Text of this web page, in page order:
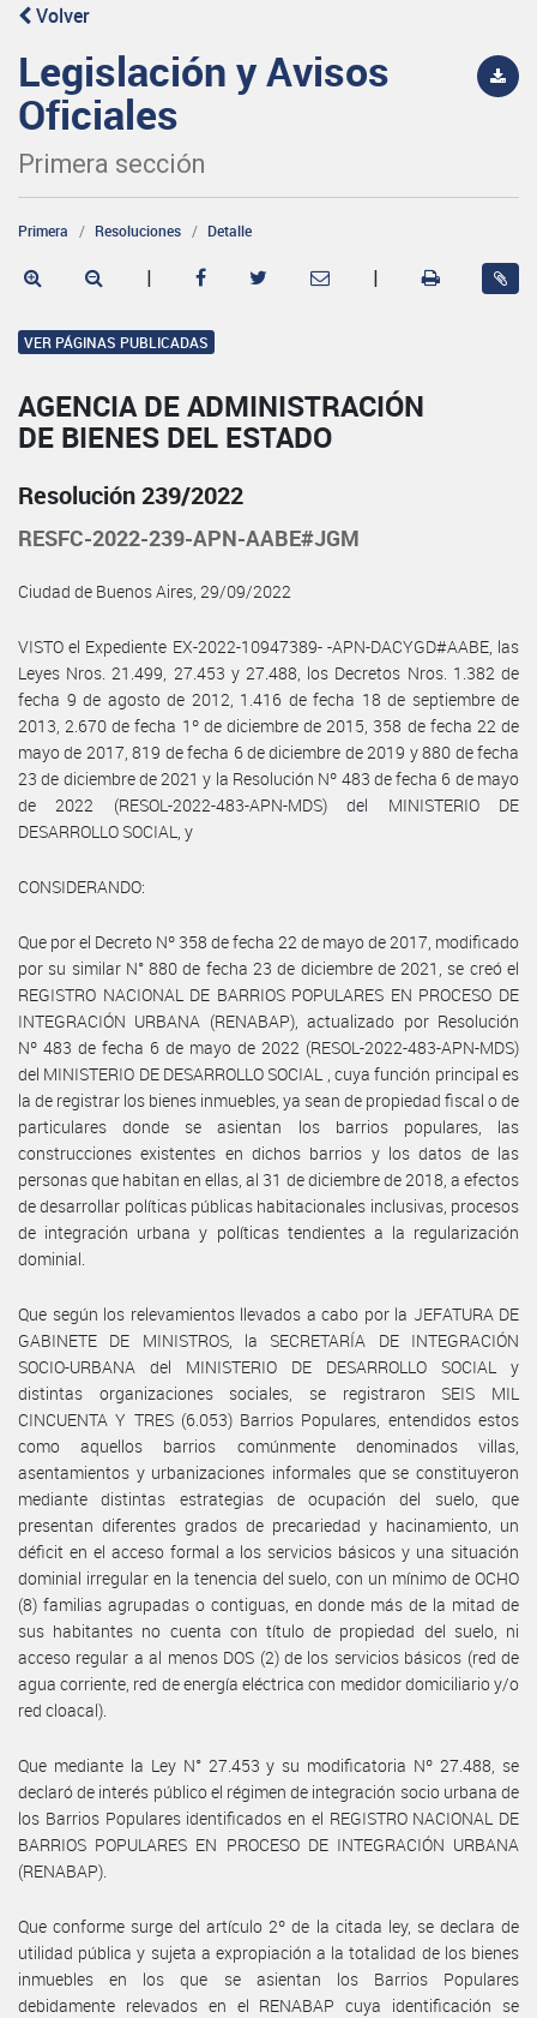
Volver
Legislación y Avisos
Oficiales
Primera sección
Primera Resoluciones Detalle
| |
VER PÁGINAS PUBLICADAS
AGENCIA DE ADMINISTRACIÓN
DE BIENES DEL ESTADO
Resolución 239/2022
RESFC-2022-239-APN-AABE#JGM
Ciudad de Buenos Aires, 29/09/2022
VISTO el Expediente EX-2022-10947389- -APN-DACYGD#AABE, las
Leyes Nros. 21.499, 27.453 y 27.488, los Decretos Nros. 1.382 de
fecha 9 de agosto de 2012, 1.416 de fecha 18 de septiembre de
2013, 2.670 de fecha 1º de diciembre de 2015, 358 de fecha 22 de
mayo de 2017, 819 de fecha 6 de diciembre de 2019 y 880 de fecha
23 de diciembre de 2021 y la Resolución Nº 483 de fecha 6 de mayo
de 2022 (RESOL-2022-483-APN-MDS) del MINISTERIO DE
DESARROLLO SOCIAL, y
CONSIDERANDO:
Que por el Decreto Nº 358 de fecha 22 de mayo de 2017, modificado
por su similar N° 880 de fecha 23 de diciembre de 2021, se creó el
REGISTRO NACIONAL DE BARRIOS POPULARES EN PROCESO DE
INTEGRACIÓN URBANA (RENABAP), actualizado por Resolución
Nº 483 de fecha 6 de mayo de 2022 (RESOL-2022-483-APN-MDS)
del MINISTERIO DE DESARROLLO SOCIAL , cuya función principal es
la de registrar los bienes inmuebles, ya sean de propiedad fiscal o de
particulares donde se asientan los barrios populares, las
construcciones existentes en dichos barrios y los datos de las
personas que habitan en ellas, al 31 de diciembre de 2018, a efectos
de desarrollar políticas públicas habitacionales inclusivas, procesos
de integración urbana y políticas tendientes a la regularización
dominial.
Que según los relevamientos llevados a cabo por la JEFATURA DE
GABINETE DE MINISTROS, la SECRETARÍA DE INTEGRACIÓN
SOCIO-URBANA del MINISTERIO DE DESARROLLO SOCIAL y
distintas organizaciones sociales, se registraron SEIS MIL
CINCUENTA Y TRES (6.053) Barrios Populares, entendidos estos
como aquellos barrios comúnmente denominados villas,
asentamientos y urbanizaciones informales que se constituyeron
mediante distintas estrategias de ocupación del suelo, que
presentan diferentes grados de precariedad y hacinamiento, un
déficit en el acceso formal a los servicios básicos y una situación
dominial irregular en la tenencia del suelo, con un mínimo de OCHO
(8) familias agrupadas o contiguas, en donde más de la mitad de
sus habitantes no cuenta con título de propiedad del suelo, ni
acceso regular a al menos DOS (2) de los servicios básicos (red de
agua corriente, red de energía eléctrica con medidor domiciliario y/o
red cloacal).
Que mediante la Ley N° 27.453 y su modificatoria Nº 27.488, se
declaró de interés público el régimen de integración socio urbana de
los Barrios Populares identificados en el REGISTRO NACIONAL DE
BARRIOS POPULARES EN PROCESO DE INTEGRACIÓN URBANA
(RENABAP).
Que conforme surge del artículo 2º de la citada ley, se declara de
utilidad pública y sujeta a expropiación a la totalidad de los bienes
inmuebles en los que se asientan los Barrios Populares
debidamente relevados en el RENABAP cuya identificación se